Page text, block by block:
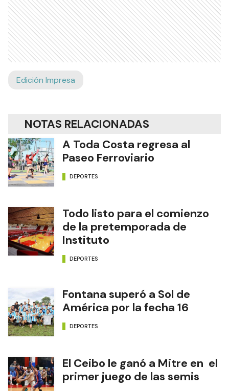
Edición Impresa
NOTAS RELACIONADAS
A Toda Costa regresa al
Paseo Ferroviario
DEPORTES
Todo listo para el comienzo
de la pretemporada de
Instituto
DEPORTES
Fontana superó a Sol de
América por la fecha 16
DEPORTES
El Ceibo le ganó a Mitre en el
primer juego de las semis